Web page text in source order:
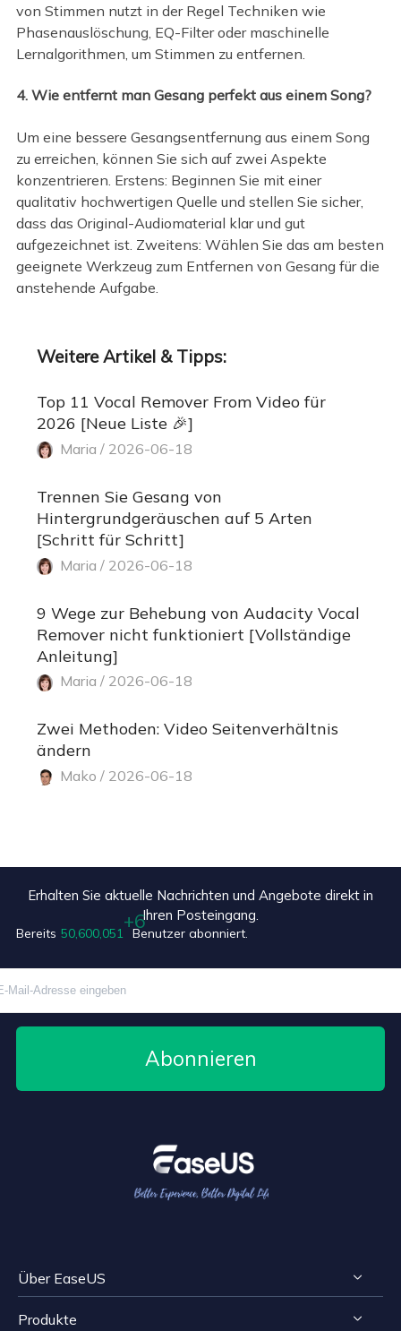
von Stimmen nutzt in der Regel Techniken wie
Phasenauslöschung, EQ-Filter oder maschinelle
Lernalgorithmen, um Stimmen zu entfernen.
4. Wie entfernt man Gesang perfekt aus einem Song?
Um eine bessere Gesangsentfernung aus einem Song
zu erreichen, können Sie sich auf zwei Aspekte
konzentrieren. Erstens: Beginnen Sie mit einer
qualitativ hochwertigen Quelle und stellen Sie sicher,
dass das Original-Audiomaterial klar und gut
aufgezeichnet ist. Zweitens: Wählen Sie das am besten
geeignete Werkzeug zum Entfernen von Gesang für die
anstehende Aufgabe.
Weitere Artikel & Tipps:
Top 11 Vocal Remover From Video für
2026 [Neue Liste 🎉]
Maria / 2026-06-18
Trennen Sie Gesang von
Hintergrundgeräuschen auf 5 Arten
[Schritt für Schritt]
Maria / 2026-06-18
9 Wege zur Behebung von Audacity Vocal
Remover nicht funktioniert [Vollständige
Anleitung]
Maria / 2026-06-18
Zwei Methoden: Video Seitenverhältnis
ändern
Mako / 2026-06-18
Erhalten Sie aktuelle Nachrichten und Angebote direkt in
Ihren Posteingang.
Bereits 50,600,057 Benutzer abonniert.
Abonnieren
Über EaseUS
Produkte